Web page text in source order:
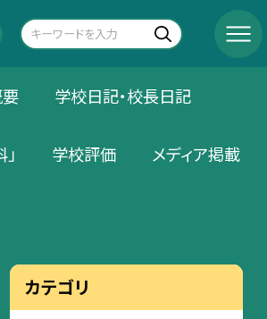
学校日記・校長日記
学校評価 メディア掲載
カテゴリ